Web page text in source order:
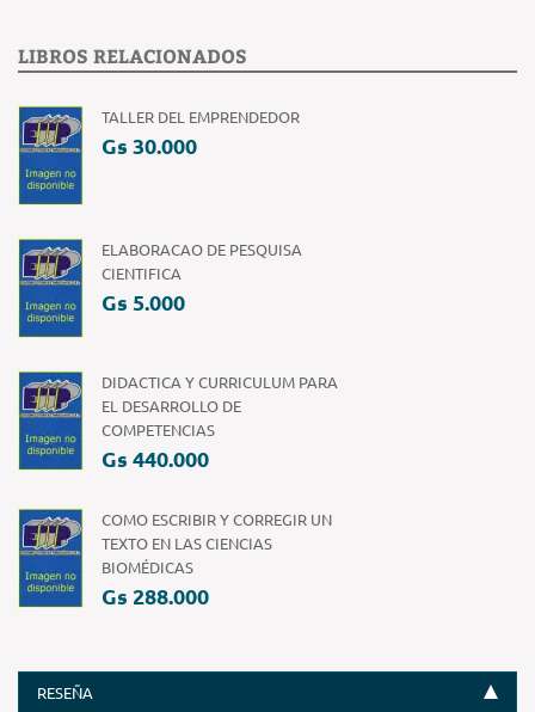
LIBROS RELACIONADOS
TALLER DEL EMPRENDEDOR
Gs 30.000
ELABORACAO DE PESQUISA
CIENTIFICA
Gs 5.000
DIDACTICA Y CURRICULUM PARA
EL DESARROLLO DE
COMPETENCIAS
Gs 440.000
COMO ESCRIBIR Y CORREGIR UN
TEXTO EN LAS CIENCIAS
BIOMÉDICAS
Gs 288.000
RESEÑA